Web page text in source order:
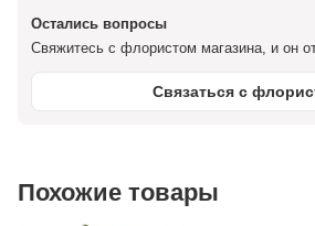
Остались вопросы
Свяжитесь с флористом магазина, и он
Связаться с
Похожие товары